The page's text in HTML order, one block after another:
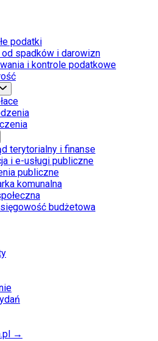
podatki
spadków i darowizn
i kontrole podatkowe
terytorialny i finanse
i e-usługi publiczne
publiczne
komunalna
budżetowa
→